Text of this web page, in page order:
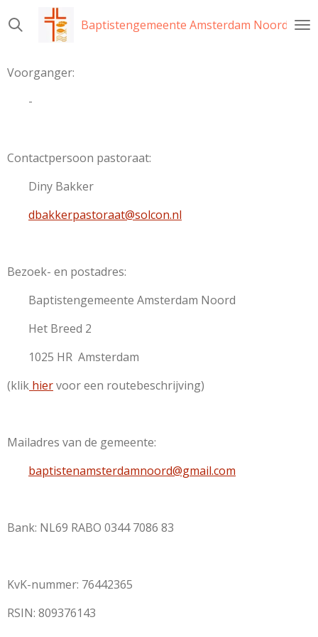
direct
de
hoofdinhoud
Baptistengemeente Amsterdam Noord
Voorganger:
-
Contactpersoon pastoraat:
Diny Bakker
dbakkerpastoraat@solcon.nl
Bezoek- en postadres:
Baptistengemeente Amsterdam Noord
Het Breed 2
1025 HR Amsterdam
(klik hiervoor een routebeschrijving)
Mailadres van de gemeente:
baptistenamsterdamnoord@gmail.com
Bank: NL69 RABO 0344 7086 83
KvK-nummer: 76442365
RSIN: 809376143